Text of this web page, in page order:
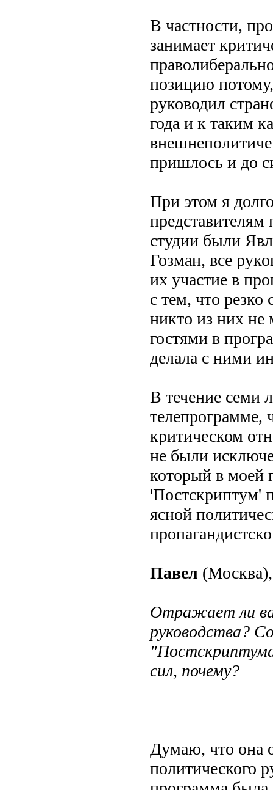
В частности,
занимает
позицию
руководил
года и к таким
пришлось и до
При этом я
представителям
студии были
Гозман, все
их участие в
с тем, что резко
никто из них не
гостями в
делала с ними
В течение семи
телепрограмме,
критическом
не были
который в моей
'Постскриптум'
ясной
Павел
Отражает ли
руководства?
сил, почему?
Думаю, что она
политического